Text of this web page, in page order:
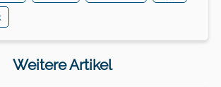
Weitere Artikel